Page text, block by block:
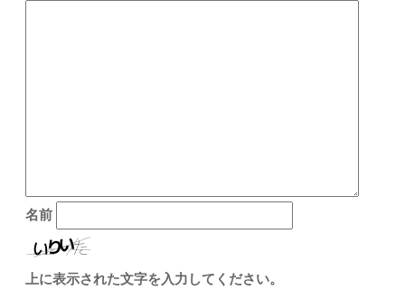
名前
上に表示された文字を入力してください。